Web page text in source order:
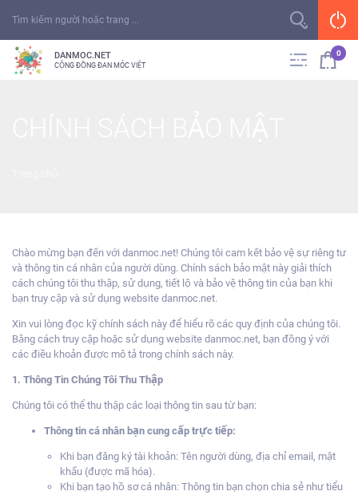
DANMOC.NET
CỘNG ĐỒNG ĐAN MÓC VIỆT
0
Chào mừng bạn đến với danmoc.net! Chúng tôi cam kết bảo vệ sự riêng tư
và thông tin cá nhân của người dùng. Chính sách bảo mật này giải thích
cách chúng tôi thu thập, sử dụng, tiết lộ và bảo vệ thông tin của bạn khi
bạn truy cập và sử dụng website danmoc.net.
Xin vui lòng đọc kỹ chính sách này để hiểu rõ các quy định của chúng tôi.
Bằng cách truy cập hoặc sử dụng website danmoc.net, bạn đồng ý với
các điều khoản được mô tả trong chính sách này.
1. Thông Tin Chúng Tôi Thu Thập
Chúng tôi có thể thu thập các loại thông tin sau từ bạn:
Thông tin cá nhân bạn cung cấp trực tiếp:
Khi bạn đăng ký tài khoản: Tên người dùng, địa chỉ email, mật
khẩu (được mã hóa).
Khi bạn tạo hồ sơ cá nhân: Thông tin bạn chọn chia sẻ như tiểu